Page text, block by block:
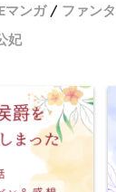
マンガ ファン
妃